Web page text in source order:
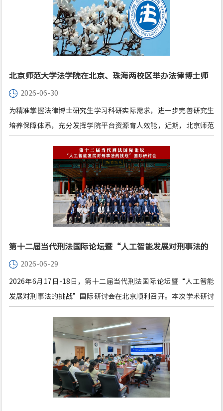
北京师范大学法学院在北京、珠海两校区举办法律博士师
生座谈会
2026-06-30
为精准掌握法律博士研究生学习科研实际需求，进一步完善研究生
培养保障体系，充分发挥学院平台资源育人效能，近期，北京师范
律博士师生座谈会。法学院院长梁迎修教授、副院长袁治杰教授等
法学院教师与会，与即将入学的2026级法律博士研究生面对面交
流，倾听学生诉求、解读学院资源、精准对接培养需求。
第十二届当代刑法国际论坛暨“人工智能发展对刑事法的
挑战”国际研讨会成功举办
2026-06-29
2026年6月17日-18日，第十二届当代刑法国际论坛暨“人工智能
发展对刑事法的挑战”国际研讨会在北京顺利召开。本次学术研讨